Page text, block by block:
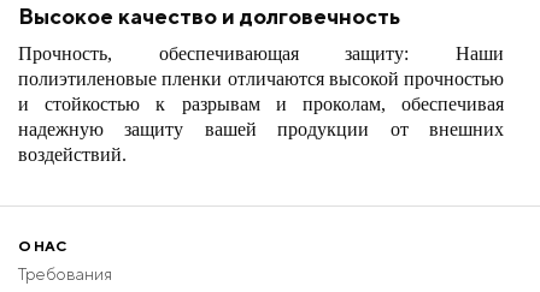
Высокое качество и долговечность
Прочность, обеспечивающая защиту: Наши
полиэтиленовые пленки отличаются высокой прочностью
и стойкостью к разрывам и проколам, обеспечивая
надежную защиту вашей продукции от внешних
воздействий.
пленки, что позволяет ей идеально облегать товар,
обеспечивая его сохранение и привлекательный вид.
О НАС
Требования